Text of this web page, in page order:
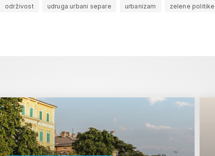
održivost udruga urbani separe urbanizam zelene politike